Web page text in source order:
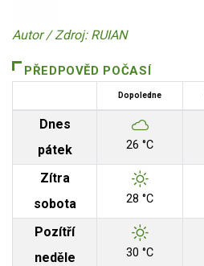
Autor / Zdroj: RUIAN
PŘEDPOVĚD POČASÍ
Dopoledne
Dnes
pátek
26 °C
Zítra
sobota
28 °C
Pozítří
neděle
30 °C